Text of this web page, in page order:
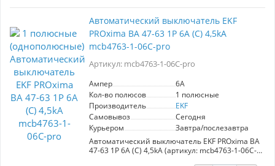
расцепители и пламягасители,
высококачественный пластик
- **Производитель:** EKF
**Преимущества:**
- Эффективная защита от короткого
замыкания и перегрева
- Надежные механизмы и крепления
- Подходит для использования в
электрических цепях переменного тока
Идеальный выбор для обеспечения
безопасности и надежности электрических
систем.
Автоматический выключатель EKF
PROxima ВА 47-63 1P 6А (С) 4,5kA
mcb4763-1-06C-pro
Артикул: mcb4763-1-06C-pro
Ампер
6A
Кол-во полюсов
1 полюсные
Производитель
EKF
Самовывоз
Сегодня
Курьером
Завтра/послезавтра
Автоматический выключатель EKF PROxima ВА
47-63 1P 6А (С) 4,5kA (артикул: mcb4763-1-06C-